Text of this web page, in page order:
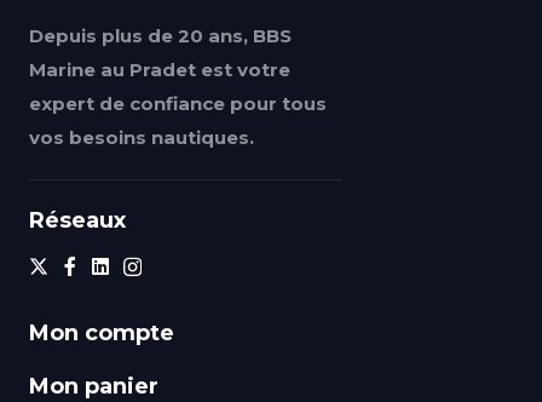
Depuis plus de 20 ans, BBS
Marine au Pradet est votre
expert de confiance pour tous
vos besoins nautiques.
Réseaux
Mon compte
Mon panier